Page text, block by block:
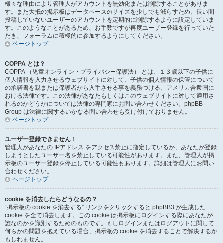
様々な理由により管理人がアカウントを無効化または削除することがありま
す。また大抵の掲示板はデータベースのサイズを少しでも減らすため、長い間
投稿していないユーザーのアカウントを定期的に削除するように設定していま
す。このようなことがあるため、お手数ですが再度ユーザー登録を行っていた
だき、フォーラムに積極的に参加するようにしてください。
ページトップ
COPPA とは？
COPPA （児童オンライン・プライバシー保護法） とは、１３歳以下の子供に
個人情報を入力させるウェブサイトに対して、子供の個人情報の保管について
の承諾書を親または保護者から入手させる事を義務づける、アメリカ合衆国に
おける法律です。この法律があなたもしくはこのウェブサイトに対して適用さ
れるのかどうかについては法律の専門家にお問い合わせください。phpBB
Group は法律に関するいかなる問い合わせも受け付けておりません。
ページトップ
ユーザー登録できません！
管理人があなたの IPアドレス をアクセス禁止に指定しているか、あなたが登録
しようとしたユーザー名を禁止している可能性があります。また、管理人が掲
示板のユーザー登録を停止している可能性もあります。詳細は管理人にお問い
合わせください。
ページトップ
cookie を消去したらどうなるの？
“掲示板の cookie を消去する” リンクをクリックすると phpBB3 が生成した
cookie を全て消去します。この cookie は掲示板にログインする際にあなたが
誰なのかを識別するためのものです。もしログインまたはログアウトに関して
何らかの問題を抱えている場合、掲示板の cookie を消去することで解決するか
もしれません。